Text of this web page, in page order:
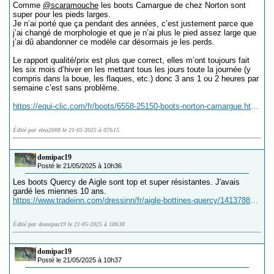
Comme @scaramouche les boots Camargue de chez Norton sont
super pour les pieds larges.
Je n’ai porté que ça pendant des années, c’est justement parce que
j’ai changé de morphologie et que je n’ai plus le pied assez large que
j’ai dû abandonner ce modèle car désormais je les perds.
Le rapport qualité/prix est plus que correct, elles m’ont toujours fait
les six mois d’hiver en les mettant tous les jours toute la journée (y
compris dans la boue, les flaques, etc.) donc 3 ans 1 ou 2 heures par
semaine c’est sans problème.
https://equi-clic.com/fr/boots/6558-25150-boots-norton-camargue.html?gad_source=1&gad_campaignid=22187003236&gbraid=0AAAAADnb_p6svfI7OI4TYPS8UY_FAb-Ds&gclid=Cj0KCQjw0LDBBhC nARIsAMpYlApjPbFWFIHqzsL4HPKSsL53hZkv2TvEn9E10D_gB2imbU9ETUpJLQMaAmzsEALw_wcB#/175-couleur-marron/328-taille-30
Édité par elea2008 le 21-05-2025 à 07h15
domipac19
Posté le 21/05/2025 à 10h36
Les boots Quercy de Aigle sont top et super résistantes. J'avais
gardé les miennes 10 ans.
https://www.tradeinn.com/dressinn/fr/aigle-bottines-quercy/141378825/p?id_producte=145129897&country=fr&msclkid=a876ed5b9cb416bc302285760c7e757a&utm_source=bing&utm_med ium=cpc&utm_campaign=Dressinn%20FR%20SHOPPING_BING&utm_term=4581321376447771&utm_content=Dressinn%20FR%20Marcas_BING
Édité par domipac19 le 21-05-2025 à 10h38
domipac19
Posté le 21/05/2025 à 10h37